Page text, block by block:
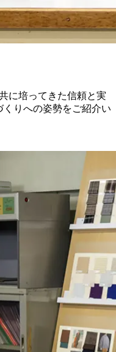
に培ってきた信頼と実
りへの姿勢をご紹介い